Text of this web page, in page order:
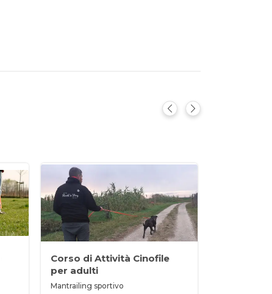
Corso di Attività Cinofile
per adulti
Mantrailing sportivo